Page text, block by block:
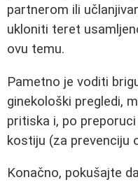
partnerom ili
ukloniti teret
ovu temu.
Pametno je voditi
ginekološki pregledi,
pritiska i, po
kostiju (za prevenciju
Konačno, pokušajte